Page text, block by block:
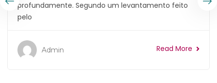
profundamente. Segundo um levantamento feito
pelo
Admin Read More